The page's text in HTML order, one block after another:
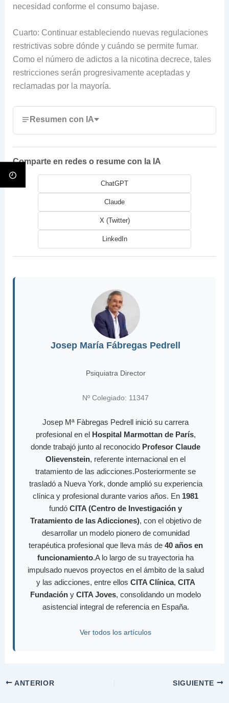
necesidad conforme el consumo bajase.
Cuarto: Continuar estableciendo nuevas regulaciones
restrictivas sobre dónde y cuándo se permite fumar.
Como el número de adictos a la nicotina decrece, tales
restricciones serán progresivamente aceptadas y
reclamadas por la mayoría.
Resumen con IA
Comparte en redes o resume con la IA
ChatGPT
Claude
X (Twitter)
LinkedIn
Josep María Fábregas Pedrell
Psiquiatra Director
Nº Colegiado: 11347
Josep Mª Fàbregas Pedrell inició su carrera
profesional en el Hospital Marmottan de París,
donde trabajó junto al reconocido Profesor Claude
Olievenstein, referente internacional en el
tratamiento de las adicciones.Posteriormente se
trasladó a Nueva York, donde amplió su experiencia
clínica y profesional durante varios años. En 1981
fundó CITA (Centro de Investigación y
Tratamiento de las Adicciones), con el objetivo de
desarrollar un modelo pionero de comunidad
terapéutica profesional que lleva más de 40 años en
funcionamiento.A lo largo de su trayectoria ha
impulsado nuevos proyectos en el ámbito de la salud
y las adicciones, entre ellos CITA Clínica, CITA
Fundación y CITA Joves, consolidando un modelo
asistencial integral de referencia en España.
Ver todos los artículos
ANTERIOR SIGUIENTE